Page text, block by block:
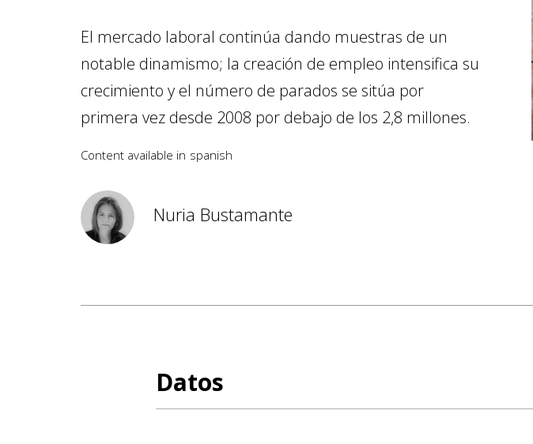
El mercado laboral continúa dando muestras de un
notable dinamismo; la creación de empleo intensifica su
crecimiento y el número de parados se sitúa por
primera vez desde 2008 por debajo de los 2,8 millones.
Content available in spanish
Nuria Bustamante
Datos